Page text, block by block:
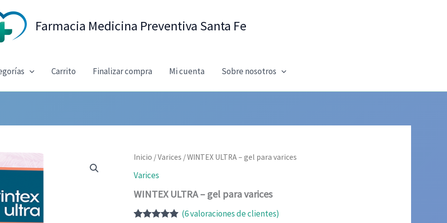
Farmacia Medicina Preventiva Santa Fe
Carrito Finalizar compra Mi cuenta Sobre nosotros
Inicio /Varices / WINTEX ULTRA – gel para varices
Varices
WINTEX ULTRA – gel para varices
(6valoraciones de clientes)